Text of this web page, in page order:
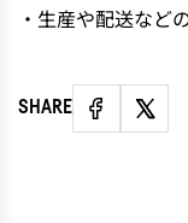
・生産や配送など
SHARE